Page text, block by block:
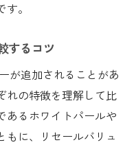
。
するコツ
が追加されることがあ
れの特徴を理解して比
あるホワイトパールや
もに、リセールバリュ